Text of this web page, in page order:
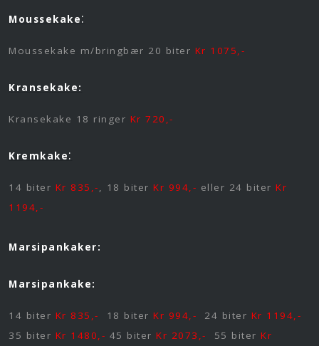
Moussekake:
Moussekake m/bringbær 20 biter Kr 1075,-
Kransekake:
Kransekake 18 ringer Kr 720,-
Kremkake:
14 biter Kr 835,-, 18 biter Kr 994,- eller 24 biter Kr
1194,-
Marsipankaker:
Marsipankake:
14 biter Kr 835,- 18 biter Kr 994,- 24 biter Kr 1194,-
35 biter Kr 1480,- 45 biter Kr 2073,- 55 biter Kr